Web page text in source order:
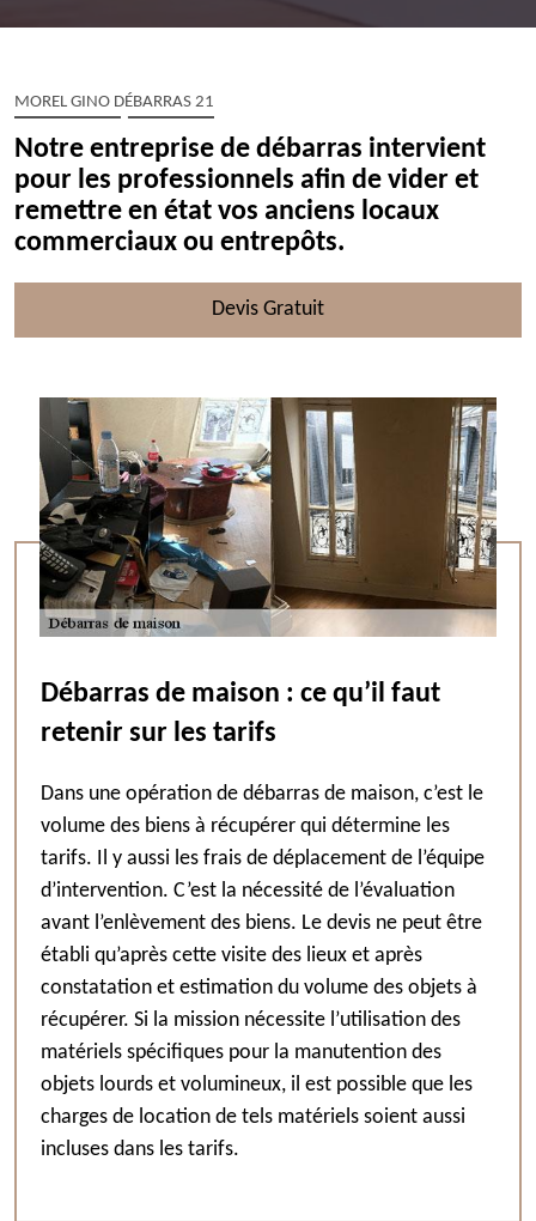
MOREL GINO DÉBARRAS 21
Notre entreprise de débarras intervient
pour les professionnels afin de vider et
remettre en état vos anciens locaux
commerciaux ou entrepôts.
Devis Gratuit
Débarras de maison : ce qu’il faut
retenir sur les tarifs
Dans une opération de débarras de maison, c’est le
volume des biens à récupérer qui détermine les
tarifs. Il y aussi les frais de déplacement de l’équipe
d’intervention. C’est la nécessité de l’évaluation
avant l’enlèvement des biens. Le devis ne peut être
établi qu’après cette visite des lieux et après
constatation et estimation du volume des objets à
récupérer. Si la mission nécessite l’utilisation des
matériels spécifiques pour la manutention des
objets lourds et volumineux, il est possible que les
charges de location de tels matériels soient aussi
incluses dans les tarifs.